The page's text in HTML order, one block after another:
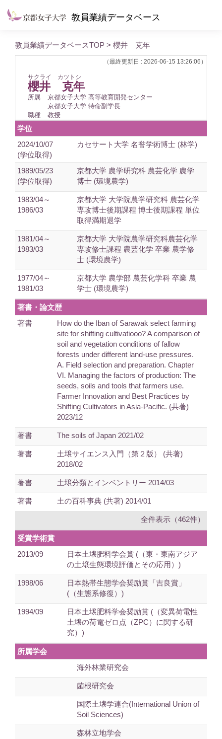
教員業績データベース
教員業績データベースTOP > 櫻井 克年
（最終更新日 : 2026-06-15 13:26:06）
サクライ カツトシ
櫻井 克年
所属
京都女子大学 高等教育開発センター
京都女子大学 特命副学長
職種
教授
学位
2024/10/07
(学位取得)
カセサート大学 名誉学術博士 (林学)
1989/05/23
(学位取得)
京都大学 農学研究科 農芸化学 農学
博士 (環境農学)
1983/04～
1986/03
京都大学 大学院農学研究科 農芸化学
専攻博士後期課程 博士後期課程 単位
取得満期退学
1981/04～
1983/03
京都大学 大学院農学研究科農芸化学
専攻修士課程 農芸化学 卒業 農学修
士 (環境農学)
1977/04～
1981/03
京都大学 農学部 農芸化学科 卒業 農
学士 (環境農学)
著書・論文歴
著書
How do the Iban of Sarawak select farming
site for shifting cultivatiooo? A comparison of
soil and vegetation conditions of fallow
forests under different land-use pressures.
A. Field selection and preparation. Chapter
VI. Managing the factors of production: The
seeds, soils and tools that farmers use.
Farmer Innovation and Best Practices by
Shifting Cultivators in Asia-Pacific. (共著)
2023/12
著書 The soils of Japan 2021/02
著書
土壌サイエンス入門（第２版） (共著)
2018/02
著書 土壌分類とインベントリー 2014/03
著書 土の百科事典 (共著) 2014/01
全件表示（462件）
受賞学術賞
2013/09
日本土壌肥料学会賞 (（東・東南アジア
の土壌生態環境評価とその応用）)
1998/06
日本熱帯生態学会奨励賞「吉良賞」
(（生態系修復）)
1994/09
日本土壌肥料学会奨励賞 (（変異荷電性
土壌の荷電ゼロ点（ZPC）に関する研
究）)
所属学会
海外林業研究会
菌根研究会
国際土壌学連合(International Union of
Soil Sciences)
森林立地学会